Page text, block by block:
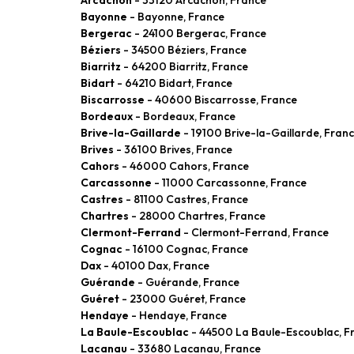
Bayonne - Bayonne, France
Bergerac - 24100 Bergerac, France
Béziers - 34500 Béziers, France
Biarritz - 64200 Biarritz, France
Bidart - 64210 Bidart, France
Biscarrosse - 40600 Biscarrosse, France
Bordeaux - Bordeaux, France
Brive-la-Gaillarde - 19100 Brive-la-Gaillarde,
Brives - 36100 Brives, France
Cahors - 46000 Cahors, France
Carcassonne - 11000 Carcassonne, France
Castres - 81100 Castres, France
Chartres - 28000 Chartres, France
Clermont-Ferrand - Clermont-Ferrand, France
Cognac - 16100 Cognac, France
Dax - 40100 Dax, France
Guérande - Guérande, France
Guéret - 23000 Guéret, France
Hendaye - Hendaye, France
La Baule-Escoublac - 44500 La Baule-Escoublac,
Lacanau - 33680 Lacanau, France